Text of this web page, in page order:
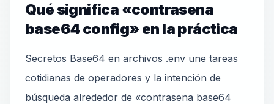
Qué significa «contrasena
base64 config» en la práctica
Secretos Base64 en archivos .env une tareas
cotidianas de operadores y la intención de
búsqueda alrededor de «contrasena base64